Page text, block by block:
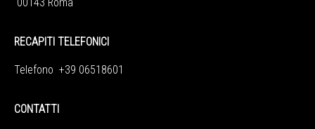
RECAPITI TELEFONICI
Telefono +39 06518601
CONTATTI